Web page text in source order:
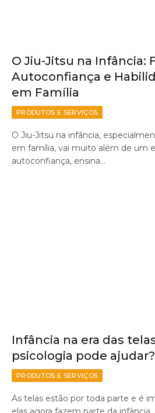
O Jiu-Jitsu na Infância:
Autoconfiança e
em Família
PRODUTOS E SERVIÇOS
O Jiu-Jitsu na infância,
em família, vai muito além de um
autoconfiança, ensina…
Infância na era das
psicologia pode ajudar?
PRODUTOS E SERVIÇOS
As telas estão por toda parte e é